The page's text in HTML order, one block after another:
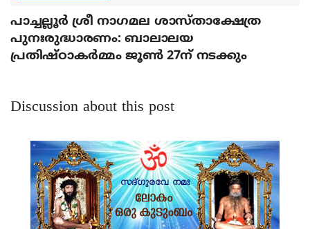
പാച്ചല്ലൂര്‍ ശ്രീ നാഗമല ശാസ്താക്ഷേത്ര
പുനഃരുദ്ധാരണം: ബാലാലയ
പ്രതിഷ്ഠാകര്‍മ്മം ജൂണ്‍ 27ന് നടക്കും
Discussion about this post